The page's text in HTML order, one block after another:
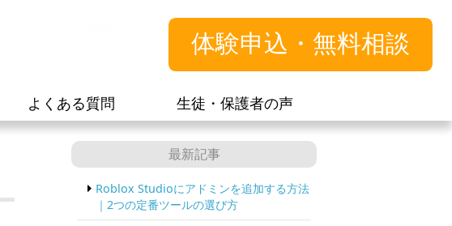
体験申込・無料相談
よくある質問 生徒・保護者の声
最新記事
Roblox Studioにアドミンを追加する方法
｜2つの定番ツールの選び方